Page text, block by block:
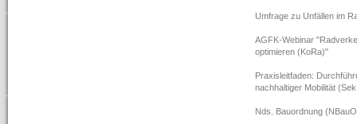
Umfrage zu Unfällen im
AGFK-Webinar
optimieren (KoRa)"
Praxisleitfaden:
nachhaltiger Mobilität
Nds. Bauordnung